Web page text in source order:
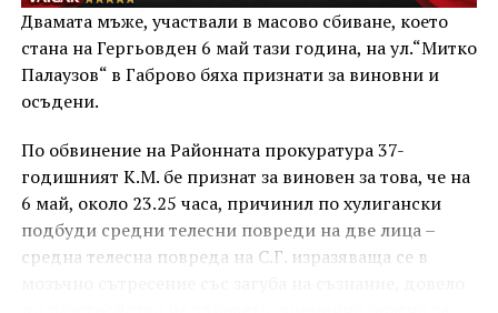
Двамата мъже, участвали в масово сбиване, което
стана на Гергьовден 6 май тази година, на ул.“Митко
Палаузов“ в Габрово бяха признати за виновни и
осъдени.
По обвинение на Районната прокуратура 37-
годишният К.М. бе признат за виновен за това, че на
6 май, около 23.25 часа, причинил по хулигански
подбуди средни телесни повреди на две лица –
средна телесна повреда на С.Г. изразяваща се в